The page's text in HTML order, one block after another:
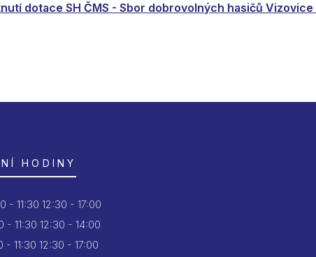
dotace SH ČMS - Sbor dobrovolných hasičů Vizovice
HODINY
- 11:30 12:30 - 17:00
- 11:30 12:30 - 14:00
- 11:30 12:30 - 17:00